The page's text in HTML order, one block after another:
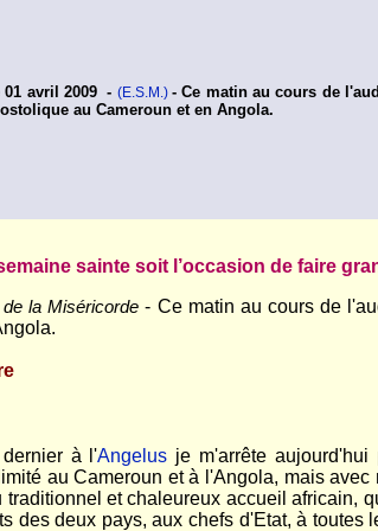
01 avril 2009 - (E.S.M.) - Ce matin au cours de
au Cameroun et en Angola.
sainte soit l’occasion de faire
la Miséricorde - Ce matin au cours de
à l'Angelus je m'arrête
au Cameroun et à l'Angola, mais
et chaleureux accueil africain,
des deux pays, aux chefs d'Etat, à